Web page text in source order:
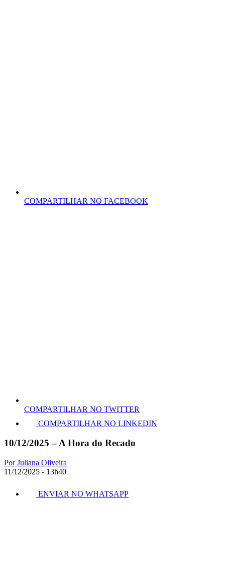
COMPARTILHAR NO FACEBOOK
COMPARTILHAR NO TWITTER
COMPARTILHAR NO LINKEDIN
10/12/2025 – A Hora do Recado
Por Juliana Oliveira
11/12/2025 - 13h40
ENVIAR NO WHATSAPP